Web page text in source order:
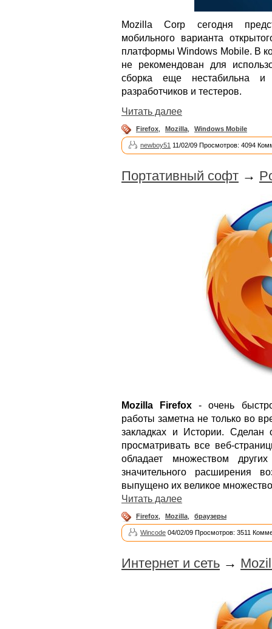
Mozilla Corp сегодня
мобильного варианта
платформы Windows Mobile. В
не рекомендован для
сборка еще нестабильна
разработчиков и тестеров.
Читать далее
Firefox Mozilla Windows Mobile
newboy51 11/02/09 Просмотров: 4094
Портативный софт →
Mozilla Firefox - очень
работы заметна не только во
закладках и Истории.
просматривать все веб-
обладает множеством
значительного расширения
выпущено их великое
Читать далее
Firefox Mozilla браузеры
Wincode 04/02/09 Просмотров: 3511
Интернет и сеть →